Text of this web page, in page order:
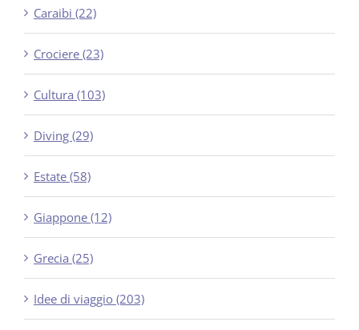
Caraibi (22)
Crociere (23)
Cultura (103)
Diving (29)
Estate (58)
Giappone (12)
Grecia (25)
Idee di viaggio (203)